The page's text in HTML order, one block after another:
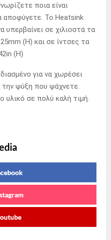
ποια είναι
αποφύγετε. Το Heatsink
υπερβαίνει σε χιλιοστά τα
(H) και σε ίντσες τα
(H).
για να χωρέσει
την ψύξη που ψάχνετε.
υλικό σε πολύ καλή τιμή.